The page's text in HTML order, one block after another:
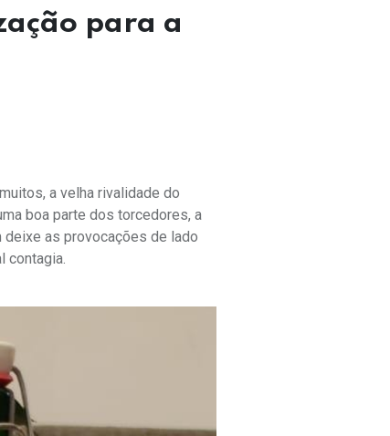
para a
a velha rivalidade do
boa parte dos torcedores, a
deixe as provocações de lado
contagia.